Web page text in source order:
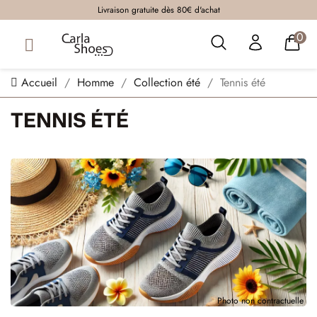
Livraison gratuite dès 80€ d'achat
0
Accueil Homme Collection été Tennis été
TENNIS ÉTÉ
Photo non contractuelle